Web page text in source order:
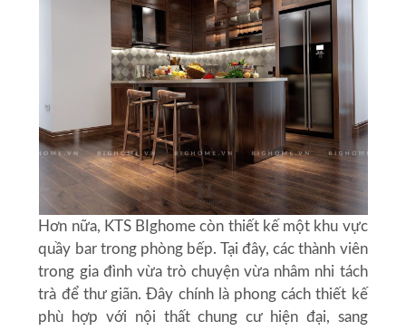
Hơn nữa, KTS BIghome còn thiết kế một khu vực
quầy bar trong phòng bếp. Tại đây, các thành viên
trong gia đình vừa trò chuyện vừa nhâm nhi tách
trà để thư giãn. Đây chính là phong cách thiết kế
phù hợp với nội thất chung cư hiện đại, sang